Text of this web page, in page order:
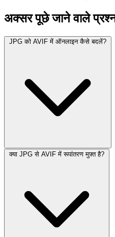
अक्सर पूछे जाने वाले
JPG को AVIF में ऑनलाइन कैसे बदलें?
क्या JPG से AVIF में रूपांतरण मुफ़्त है?